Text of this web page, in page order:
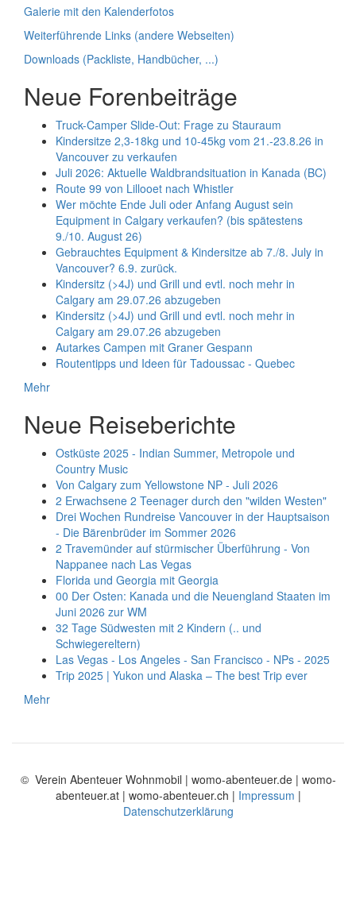
Galerie mit den Kalenderfotos
Weiterführende Links (andere Webseiten)
Downloads (Packliste, Handbücher, ...)
Neue Forenbeiträge
Truck-Camper Slide-Out: Frage zu Stauraum
Kindersitze 2,3-18kg und 10-45kg vom 21.-23.8.26 in
Vancouver zu verkaufen
Juli 2026: Aktuelle Waldbrandsituation in Kanada (BC)
Route 99 von Lillooet nach Whistler
Wer möchte Ende Juli oder Anfang August sein
Equipment in Calgary verkaufen? (bis spätestens
9./10. August 26)
Gebrauchtes Equipment & Kindersitze ab 7./8. July in
Vancouver? 6.9. zurück.
Kindersitz (>4J) und Grill und evtl. noch mehr in
Calgary am 29.07.26 abzugeben
Kindersitz (>4J) und Grill und evtl. noch mehr in
Calgary am 29.07.26 abzugeben
Autarkes Campen mit Graner Gespann
Routentipps und Ideen für Tadoussac - Quebec
Mehr
Neue Reiseberichte
Ostküste 2025 - Indian Summer, Metropole und
Country Music
Von Calgary zum Yellowstone NP - Juli 2026
2 Erwachsene 2 Teenager durch den "wilden Westen"
Drei Wochen Rundreise Vancouver in der Hauptsaison
- Die Bärenbrüder im Sommer 2026
2 Travemünder auf stürmischer Überführung - Von
Nappanee nach Las Vegas
Florida und Georgia mit Georgia
00 Der Osten: Kanada und die Neuengland Staaten im
Juni 2026 zur WM
32 Tage Südwesten mit 2 Kindern (.. und
Schwiegereltern)
Las Vegas - Los Angeles - San Francisco - NPs - 2025
Trip 2025 | Yukon und Alaska – The best Trip ever
Mehr
© Verein Abenteuer Wohnmobil | womo-abenteuer.de | womo-
abenteuer.at | womo-abenteuer.ch | Impressum |
Datenschutzerklärung